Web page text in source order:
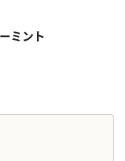
ミント